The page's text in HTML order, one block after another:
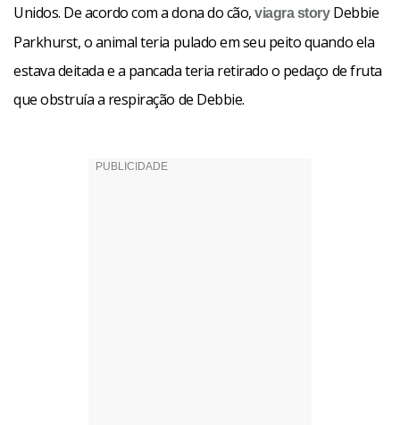
Unidos. De acordo com a dona do cão,viagra storyDebbie
Parkhurst, o animal teria pulado em seu peito quando ela
estava deitada e a pancada teria retirado o pedaço de fruta
que obstruía a respiração de Debbie.